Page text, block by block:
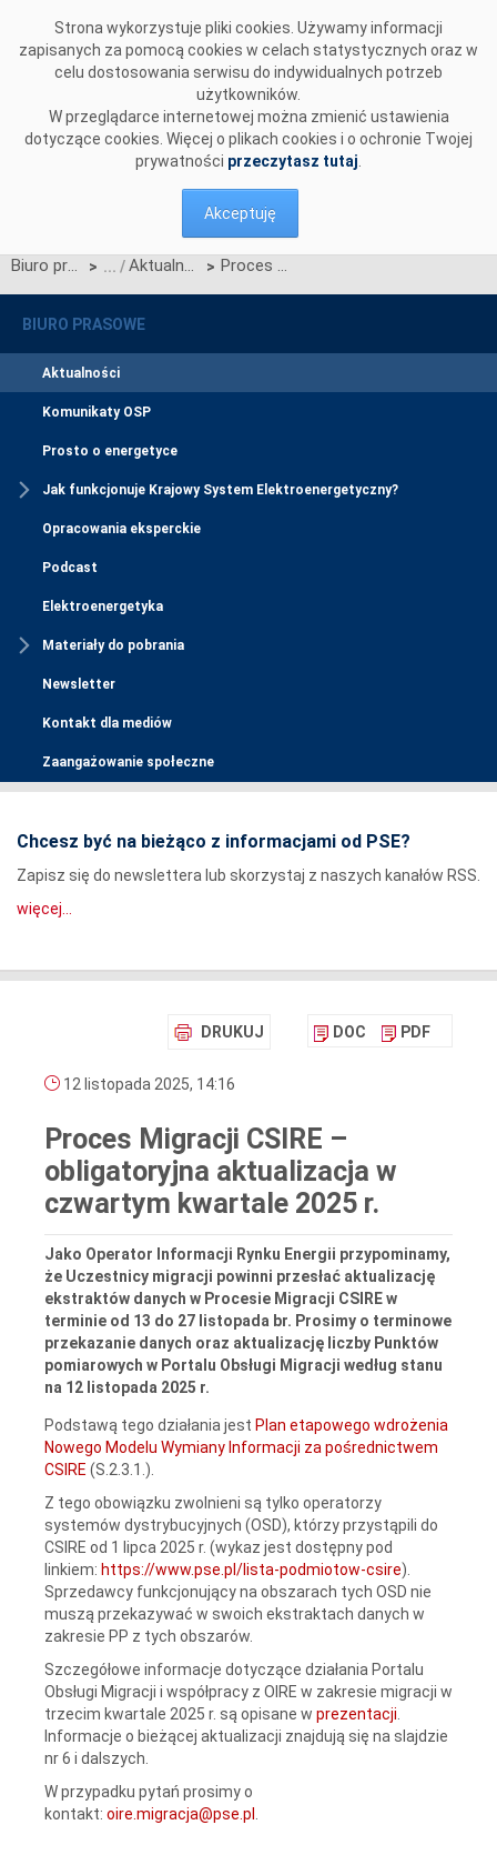
Strona wykorzystuje pliki cookies. Używamy informacji
zapisanych za pomocą cookies w celach statystycznych oraz w
celu dostosowania serwisu do indywidualnych potrzeb
użytkowników.
W przeglądarce internetowej można zmienić ustawienia
dotyczące cookies. Więcej o plikach cookies i o ochronie Twojej
prywatności przeczytasz tutaj
Akceptuję
Biuro prasowe > Aktualności > Proces Migracji CSIRE – obligatoryjna aktualizacja w czwartym kwartale 2025 r.
BIURO PRASOWE
Aktualności
Komunikaty OSP
Prosto o energetyce
Jak funkcjonuje Krajowy System Elektroenergetyczny?
Opracowania eksperckie
Podcast
Elektroenergetyka
Materiały do pobrania
Newsletter
Kontakt dla mediów
Zaangażowanie społeczne
Chcesz być na bieżąco z informacjami od PSE?
Zapisz się do newslettera lub skorzystaj z naszych kanałów RSS.
więcej...
DRUKUJ DOC PDF
12 listopada 2025, 14:16
Proces Migracji CSIRE –
obligatoryjna aktualizacja w
czwartym kwartale 2025 r.
Jako Operator Informacji Rynku Energii przypominamy,
że Uczestnicy migracji powinni przesłać aktualizację
ekstraktów danych w Procesie Migracji CSIRE w
terminie od 13 do 27 listopada br. Prosimy o terminowe
przekazanie danych oraz aktualizację liczby Punktów
pomiarowych w Portalu Obsługi Migracji według stanu
na 12 listopada 2025 r.
Podstawą tego działania jest Plan etapowego wdrożenia
Nowego Modelu Wymiany Informacji za pośrednictwem
CSIRE (S.2.3.1.).
Z tego obowiązku zwolnieni są tylko operatorzy
systemów dystrybucyjnych (OSD), którzy przystąpili do
CSIRE od 1 lipca 2025 r. (wykaz jest dostępny pod
linkiem: https://www.pse.pl/lista-podmiotow-csire).
Sprzedawcy funkcjonujący na obszarach tych OSD nie
muszą przekazywać w swoich ekstraktach danych w
zakresie PP z tych obszarów.
Szczegółowe informacje dotyczące działania Portalu
Obsługi Migracji i współpracy z OIRE w zakresie migracji w
trzecim kwartale 2025 r. są opisane w prezentacji
Informacje o bieżącej aktualizacji znajdują się na slajdzie
nr 6 i dalszych.
W przypadku pytań prosimy o
kontakt: oire.migracja@pse.pl